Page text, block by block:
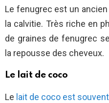
Le fenugrec est un
la calvitie. Très riche en
de graines de fenugrec
la repousse des cheveux.
Le lait de coco
Le lait de coco est